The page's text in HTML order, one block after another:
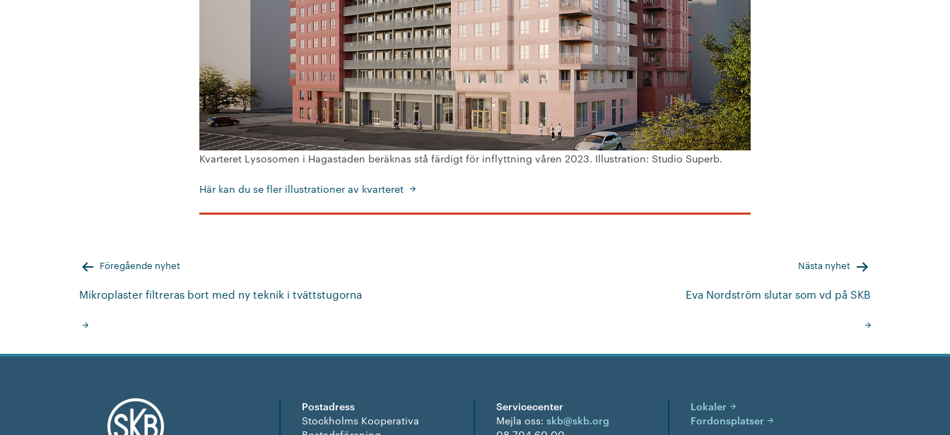
Kvarteret Lysosomen i Hagastaden beräknas stå färdigt för inflyttning våren 2023. Illustration: Studio Superb.
Här kan du se fler illustrationer av kvarteret
Inläggsnavigering
Föregående nyhet
Mikroplaster filtreras bort med ny teknik i tvättstugorna
Nästa nyhet
Eva Nordström slutar som vd på SKB
Postadress
Stockholms Kooperativa
Servicecenter
Mejla oss: skb@skb.org
Lokaler
Fordonsplatser